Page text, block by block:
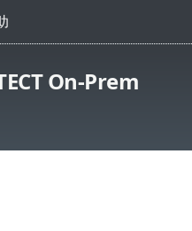
On-Prem